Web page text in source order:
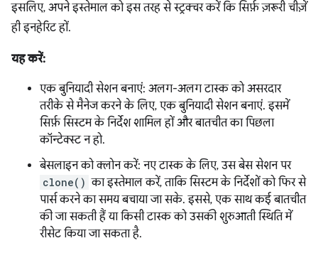
इसलिए, अपने इस्तेमाल को इस तरह से स्ट्रक्चर करें कि सिर्फ़ ज़रूरी चीज़ें
ही इनहेरिट हों.
यह करें:
एक बुनियादी सेशन बनाएं: अलग-अलग टास्क को असरदार
तरीके से मैनेज करने के लिए, एक बुनियादी सेशन बनाएं. इसमें
सिर्फ़ सिस्टम के निर्देश शामिल हों और बातचीत का पिछला
कॉन्टेक्स्ट न हो.
बेसलाइन को क्लोन करें: नए टास्क के लिए, उस बेस सेशन पर
clone() का इस्तेमाल करें, ताकि सिस्टम के निर्देशों को फिर से
पार्स करने का समय बचाया जा सके. इससे, एक साथ कई बातचीत
की जा सकती हैं या किसी टास्क को उसकी शुरुआती स्थिति में
रीसेट किया जा सकता है.